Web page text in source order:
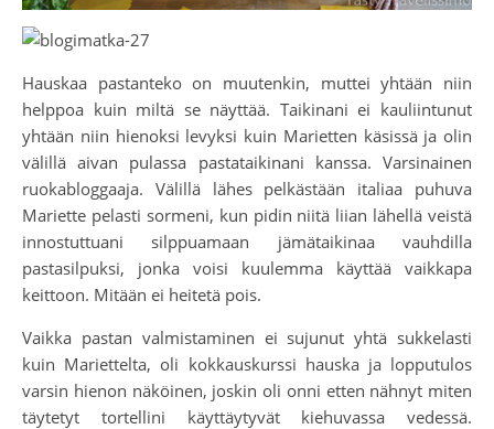
Hauskaa pastanteko on muutenkin, muttei yhtään niin
helppoa kuin miltä se näyttää. Taikinani ei kauliintunut
yhtään niin hienoksi levyksi kuin Marietten käsissä ja olin
välillä aivan pulassa pastataikinani kanssa. Varsinainen
ruokabloggaaja. Välillä lähes pelkästään italiaa puhuva
Mariette pelasti sormeni, kun pidin niitä liian lähellä veistä
innostuttuani silppuamaan jämätaikinaa vauhdilla
pastasilpuksi, jonka voisi kuulemma käyttää vaikkapa
keittoon. Mitään ei heitetä pois.
Vaikka pastan valmistaminen ei sujunut yhtä sukkelasti
kuin Mariettelta, oli kokkauskurssi hauska ja lopputulos
varsin hienon näköinen, joskin oli onni etten nähnyt miten
täytetyt tortellini käyttäytyvät kiehuvassa vedessä.